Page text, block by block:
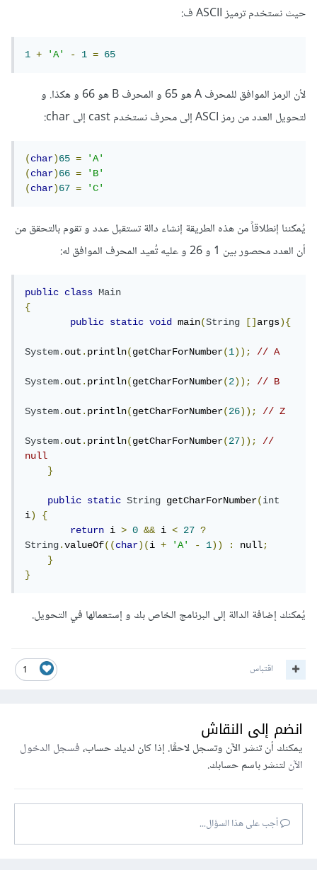
حيث نستخدم ترميز ASCII ف:
1 + 'A' - 1 = 65
لأن الرمز الموافق للمحرف A هو 65 و المحرف B هو 66 و هكذا. و
لتحويل العدد من رمز ASCI إلى محرف نستخدم cast إلى char:
(char)65 =
'A'
(char)66 =
'B'
(char)67 = 'C'
يُمكننا إنطلاقاً من هذه الطريقة إنشاء دالة تستقبل عدد و تقوم بالتحقق من
أن العدد محصور بين 1 و 26 و عليه تُعيد المحرف الموافق له:
public class
Main
{
public
static void main(String []args){
System.out.println(getCharForNumber(1)); // A
System.out.println(getCharForNumber(2)); // B
System.out.println(getCharForNumber(26)); // Z
System.out.println(getCharForNumber(27));
//
null
}
public static String getCharForNumber(int
i)
{
return i > 0 && i < 27
?
String.valueOf((char)(i + 'A' - 1)) : null;
}
}
يُمكنك إضافة الدالة إلى البرنامج الخاص بك و إستعمالها في التحويل.
1 اقتباس
انضم إلى النقاش
يمكنك أن تنشر الآن وتسجل لاحقًا. إذا كان لديك حساب،فسجل الدخول
الآنلتنشر باسم حسابك.
أجب على هذا السؤال...